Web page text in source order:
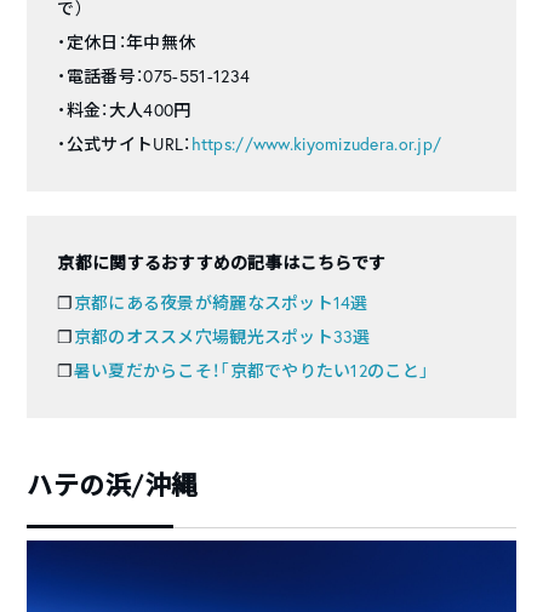
で）
・定休日：年中無休
・電話番号：075-551-1234
・料金：大人400円
・公式サイトURL： https://www.kiyomizudera.or.jp/
京都に関するおすすめの記事はこちらです
❐京都にある夜景が綺麗なスポット14選
❐京都のオススメ穴場観光スポット33選
❐暑い夏だからこそ！「京都でやりたい12のこと」
ハテの浜/沖縄